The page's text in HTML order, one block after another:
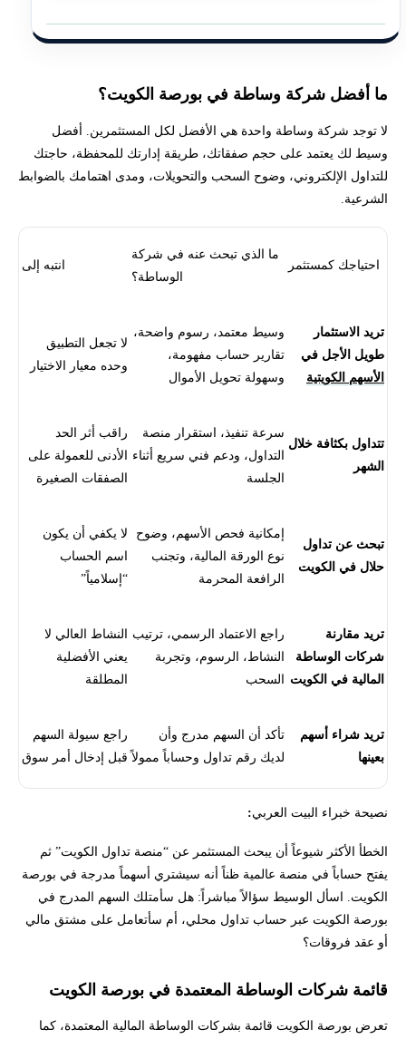
ما أفضل شركة وساطة في بورصة الكويت؟
لا توجد شركة وساطة واحدة هي الأفضل لكل المستثمرين. أفضل
وسيط لك يعتمد على حجم صفقاتك، طريقة إدارتك للمحفظة، حاجتك
للتداول الإلكتروني، وضوح السحب والتحويلات، ومدى اهتمامك بالضوابط
الشرعية.
احتياجك كمستثمر
ما الذي تبحث عنه في شركة
الوساطة؟
انتبه إلى
تريد الاستثمار
طويل الأجل في
الأسهم الكويتية
وسيط معتمد، رسوم واضحة،
تقارير حساب مفهومة،
وسهولة تحويل الأموال
لا تجعل التطبيق
وحده معيار الاختيار
تتداول بكثافة خلال
الشهر
سرعة تنفيذ، استقرار منصة
التداول، ودعم فني سريع أثناء
الجلسة
راقب أثر الحد
الأدنى للعمولة على
الصفقات الصغيرة
تبحث عن تداول
حلال في الكويت
إمكانية فحص الأسهم، وضوح
نوع الورقة المالية، وتجنب
الرافعة المحرمة
لا يكفي أن يكون
اسم الحساب
“إسلامياً”
تريد مقارنة
شركات الوساطة
المالية في الكويت
راجع الاعتماد الرسمي، ترتيب
النشاط، الرسوم، وتجربة
السحب
النشاط العالي لا
يعني الأفضلية
المطلقة
تريد شراء أسهم
بعينها
تأكد أن السهم مدرج وأن
لديك رقم تداول وحساباً ممولاً
راجع سيولة السهم
قبل إدخال أمر سوق
نصيحة خبراء البيت العربي:
الخطأ الأكثر شيوعاً أن يبحث المستثمر عن “منصة تداول الكويت” ثم
يفتح حساباً في منصة عالمية ظناً أنه سيشتري أسهماً مدرجة في بورصة
الكويت. اسأل الوسيط سؤالاً مباشراً: هل سأمتلك السهم المدرج في
بورصة الكويت عبر حساب تداول محلي، أم سأتعامل على مشتق مالي
أو عقد فروقات؟
قائمة شركات الوساطة المعتمدة في بورصة الكويت
تعرض بورصة الكويت قائمة بشركات الوساطة المالية المعتمدة، كما